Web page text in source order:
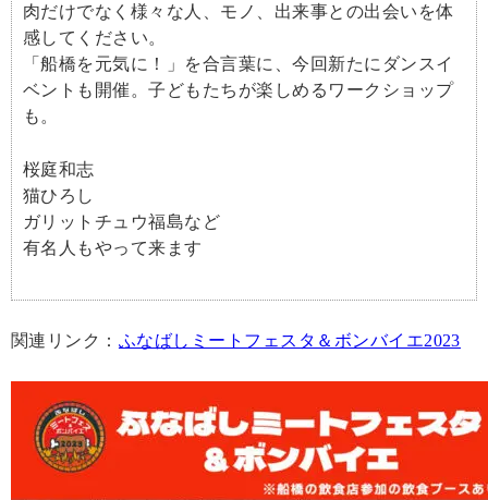
肉だけでなく様々な人、モノ、出来事との出会いを体
感してください。
「船橋を元気に！」を合言葉に、今回新たにダンスイ
ベントも開催。子どもたちが楽しめるワークショップ
も。
桜庭和志
猫ひろし
ガリットチュウ福島など
有名人もやって来ます
関連リンク： ふなばしミートフェスタ＆ボンバイエ2023